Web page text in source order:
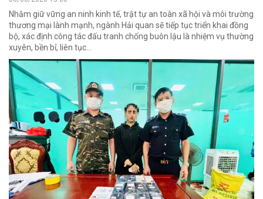
Nhằm giữ vững an ninh kinh tế, trật tự an toàn xã hội và môi trường
thương mại lành mạnh, ngành Hải quan sẽ tiếp tục triển khai đồng
bộ, xác định công tác đấu tranh chống buôn lậu là nhiệm vụ thường
xuyên, bền bỉ, liên tục…